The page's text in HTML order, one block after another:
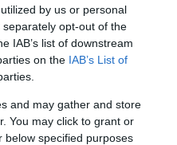
by us or personal
opt-out of the
IAB’s list of downstream
on the IAB’s List of
and may gather and store
You may click to grant or
below specified purposes